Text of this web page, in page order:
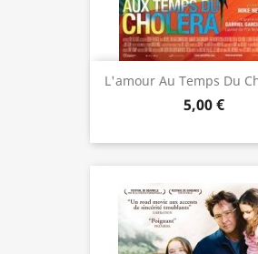
L'amour Au Temps Du
5,00 €